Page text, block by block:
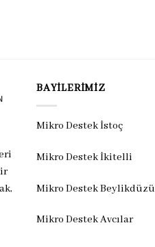
BAYILERIMIZ
Mikro Destek İstoç
Mikro Destek İkitelli
Mikro Destek Beylikdüzü
Mikro Destek Avcılar